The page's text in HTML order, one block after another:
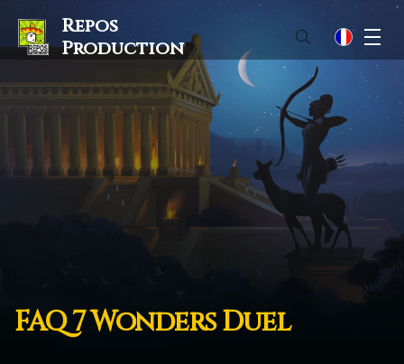
Repos
Production
fr
FAQ 7 Wonders Duel